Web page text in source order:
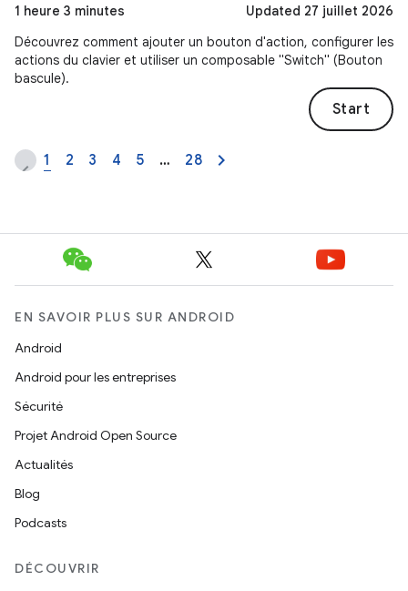
1 heure 3 minutes
Updated 27 juillet 2026
Découvrez comment ajouter un bouton d'action, configurer les
actions du clavier et utiliser un composable "Switch" (Bouton
bascule).
Start
1 2 3 4 5 … 28
EN SAVOIR PLUS SUR ANDROID
Android
Android pour les entreprises
Sécurité
Projet Android Open Source
Actualités
Blog
Podcasts
DÉCOUVRIR